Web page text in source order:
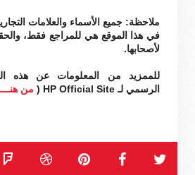
ملاحظة: جميع الأسماء والعلامات
في هذا الموقع هي للمراجع فقط،
لأصحابها.
للممزيد من المعلومات عن هذه
الرسمي لـ HP Official Site (
من